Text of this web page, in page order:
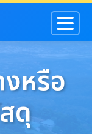
หรือ
ดุ